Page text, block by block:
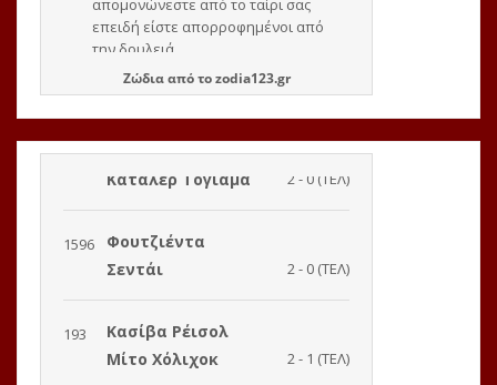
Ζώδιααπό τοzodia123.gr